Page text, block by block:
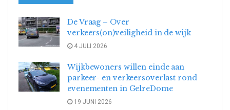
De Vraag – Over
verkeers(on)veiligheid in de wijk
4 JULI 2026
Wijkbewoners willen einde aan
parkeer- en verkeersoverlast rond
evenementen in GelreDome
19 JUNI 2026